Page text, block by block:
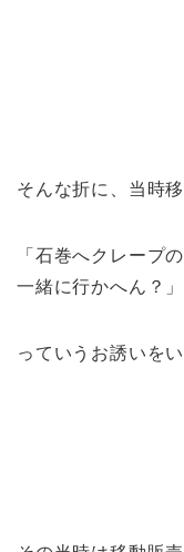
そんな折に、当時
「石巻へクレープ
一緒に行かへん？」
っていうお誘いを